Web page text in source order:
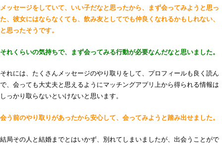
メッセージをしていて、いい子だなと思ったから、まず会ってみようと思っ
た、彼女にはならなくても、飲み友としてでも仲良くなれるかもしれない、
と思ったそうです。
それくらいの気持ちで、まず会ってみる行動が必要なんだなと思いました。
それには、たくさんメッセージのやり取りをして、プロフィールも良く読ん
で、会っても大丈夫と思えるようにマッチングアプリ上から得られる情報は
しっかり取らないといけないと思います。
会う前のやり取りがあったから安心して、会ってみようと踏み出せました。
結局その人と結婚までとはいかず、別れてしまいましたが、出会うことがで